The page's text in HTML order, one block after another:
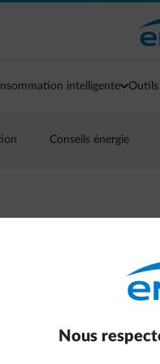
intelligente Outils
Conseils énergie
Nous